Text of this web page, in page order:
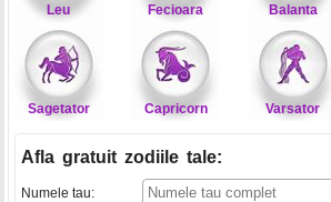
Leu Fecioara Balanta
Sagetator Capricorn Varsator
Afla gratuit zodiile tale:
Numele tau: